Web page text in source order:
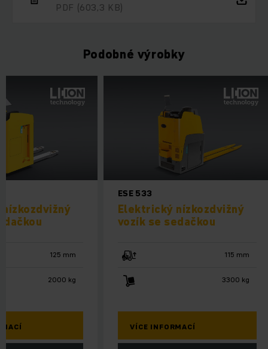
PDF (603,3 KB)
Podobné výrobky
Elektrický nízkozdvižný
vozík se sedačkou
125 mm
2000 kg
Elektrický
vozík se